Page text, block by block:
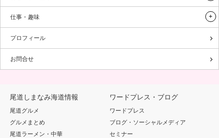
仕事・趣味
プロフィール
お問合せ
尾道しまなみ海道情報
尾道グルメ
グルメまとめ
尾道ラーメン・中華
ワードプレス・ブログ
ワードプレス
ブログ・ソーシャルメディア
セミナー